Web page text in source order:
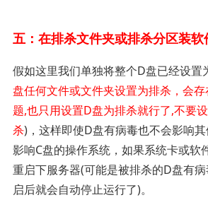
五：在排杀文件夹或排杀分区装软
假如这里我们单独将整个D盘已经设置
盘任何文件或文件夹设置为排杀，会
题,也只用设置D盘为排杀就行了,不要
杀)，这样即使D盘有病毒也不会影响
影响C盘的操作系统，如果系统卡或软
重启下服务器(可能是被排杀的D盘有
启后就会自动停止运行了)。